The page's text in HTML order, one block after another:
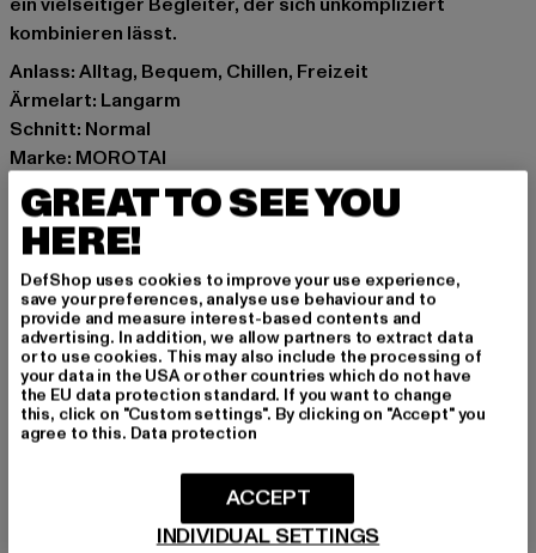
kombinieren lässt.
Anlass: Alltag, Bequem, Chillen, Freizeit
Ärmelart: Langarm
Schnitt: Normal
Marke: MOROTAI
Kat.: Sweaters
Farbe: schwarz
Hersteller Farbe: black
Materialzusammensetzung: 65% Baumwolle, 35%
Polyester
Art.Nr: M231J111-00007
Hersteller: ASUKA APPAREL GmbH |
support@morotai.com
Seeweg 5 | 23777 Heringsdorf | DE
GRÖSSE & PASSFORM
GREAT TO SEE YOU
HERE!
DefShop uses cookies to improve your use experience,
save your preferences, analyse use behaviour and to
provide and measure interest-based contents and
advertising. In addition, we allow partners to extract data
or to use cookies. This may also include the processing of
your data in the USA or other countries which do not have
the EU data protection standard. If you want to change
this, click on "Custom settings". By clicking on "Accept" you
agree to this. Data protection
INDIVIDUAL SETTINGS
ACCEPT